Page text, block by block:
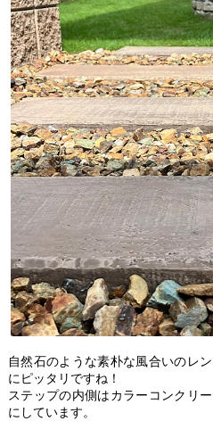
自然石のような素朴な風合いのレ
にピッタリですね！
ステップの内側はカラーコンクリ
にしています。